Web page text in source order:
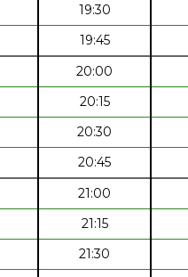
19:30
19:45
20:00
20:15
20:30
20:45
21:00
21:15
21:30